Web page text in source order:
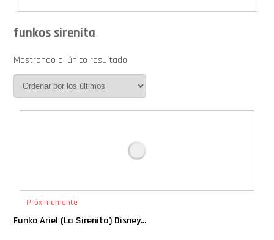
Calendario de Adviento
Cover Pop!
Exclusivos
Gift Cards
funkos sirenita
Mostrando el único resultado
Próximamente
Funko Ariel (La Sirenita) Disney...